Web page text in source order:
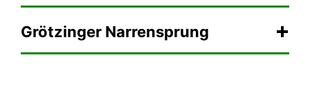
Gröt­zin­ger Narren­sprung